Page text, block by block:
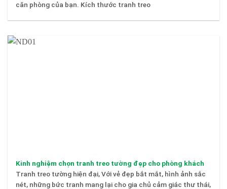
căn phòng của bạn. Kích thước tranh treo
Kinh nghiệm chọn tranh treo tường đẹp cho phòng khách
Tranh treo tường hiện đại, Với vẻ đẹp bắt mắt, hình ảnh sắc
nét, những bức tranh mang lại cho gia chủ cảm giác thư thái,